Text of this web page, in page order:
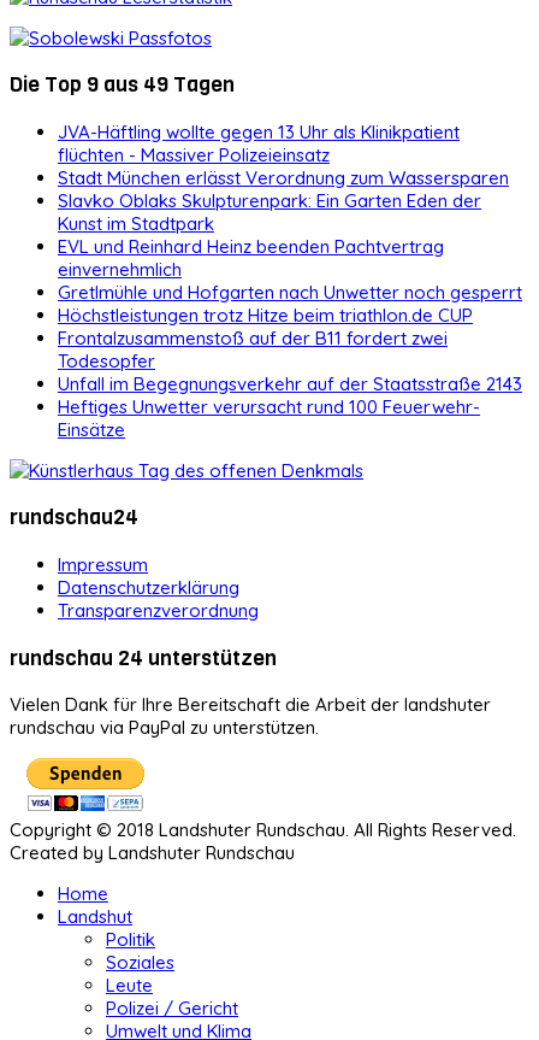
Die Top 9 aus 49 Tagen
JVA-Häftling wollte gegen 13 Uhr als Klinikpatient
flüchten - Massiver Polizeieinsatz
Stadt München erlässt Verordnung zum Wassersparen
Slavko Oblaks Skulpturenpark: Ein Garten Eden der
Kunst im Stadtpark
EVL und Reinhard Heinz beenden Pachtvertrag
einvernehmlich
Gretlmühle und Hofgarten nach Unwetter noch gesperrt
Höchstleistungen trotz Hitze beim triathlon.de CUP
Frontalzusammenstoß auf der B11 fordert zwei
Todesopfer
Unfall im Begegnungsverkehr auf der Staatsstraße 2143
Heftiges Unwetter verursacht rund 100 Feuerwehr-
Einsätze
rundschau24
Impressum
Datenschutzerklärung
Transparenzverordnung
rundschau 24 unterstützen
Vielen Dank für Ihre Bereitschaft die Arbeit der landshuter
rundschau via PayPal zu unterstützen.
Copyright © 2018 Landshuter Rundschau. All Rights Reserved.
Created by Landshuter Rundschau
Home
Landshut
Politik
Soziales
Leute
Polizei / Gericht
Umwelt und Klima